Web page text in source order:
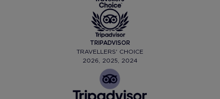
TRIPADVISOR
TRAVELLERS' CHOICE
2026, 2025, 2024